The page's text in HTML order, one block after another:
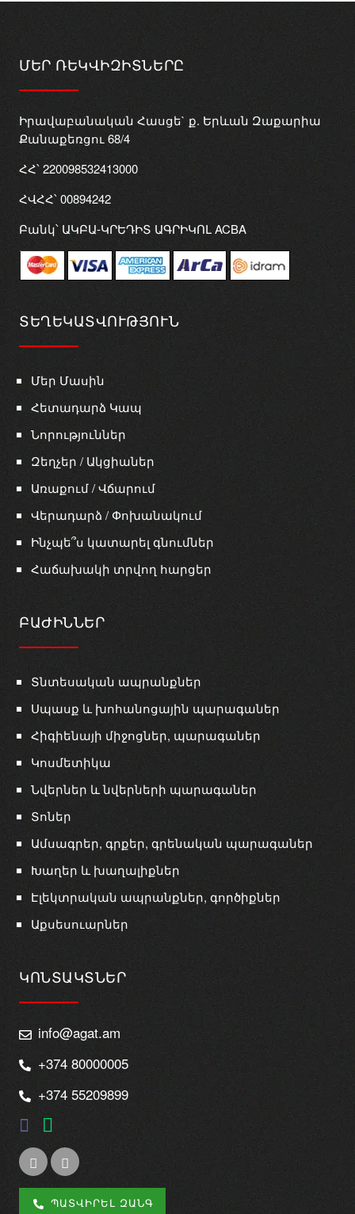
ՄԵՐ ՌԵԿՎԻԶԻՏՆԵՐԸ
Իրավաբանական Հասցե` ք. Երևան Զաքարիա
Քանաքեռցու 68/4
ՀՀ՝ 220098532413000
ՀՎՀՀ՝ 00894242
Բանկ՝ ԱԿԲԱ-ԿՐԵԴԻՏ ԱԳՐԻԿՈԼ ACBA
ՏԵՂԵԿԱՏՎՈՒԹՅՈՒՆ
Մեր Մասին
Հետադարձ Կապ
Նորություններ
Զեղչեր / Ակցիաներ
Առաքում / Վճարում
Վերադարձ / Փոխանակում
Ինչպե՞ս կատարել գնումներ
Հաճախակի տրվող հարցեր
ԲԱԺԻՆՆԵՐ
Տնտեսական ապրանքներ
Սպասք և խոհանոցային պարագաներ
Հիգիենայի միջոցներ, պարագաներ
Կոսմետիկա
Նվերներ և նվերների պարագաներ
Տոներ
Ամսագրեր, գրքեր, գրենական պարագաներ
Խաղեր և խաղալիքներ
Էլեկտրական ապրանքներ, գործիքներ
Աքսեսուարներ
ԿՈՆՏԱԿՏՆԵՐ
info@agat.am
+374 80000005
+374 55209899
ՊԱՏՎԻՐԵԼ ԶԱՆԳ